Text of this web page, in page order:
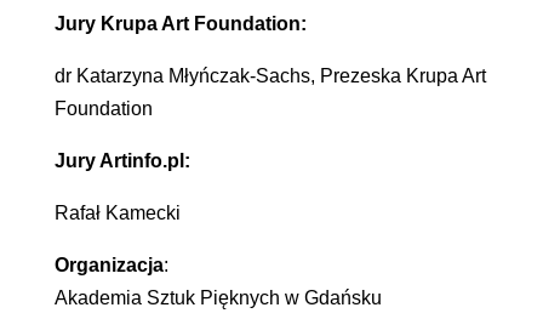
Jury Krupa Art Foundation:
dr Katarzyna Młyńczak-Sachs, Prezeska Krupa Art
Foundation
Jury Artinfo.pl:
Rafał Kamecki
Organizacja:
Akademia Sztuk Pięknych w Gdańsku